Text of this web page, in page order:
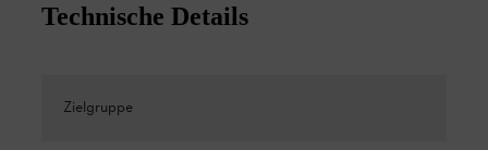
Technische Details
Zielgruppe